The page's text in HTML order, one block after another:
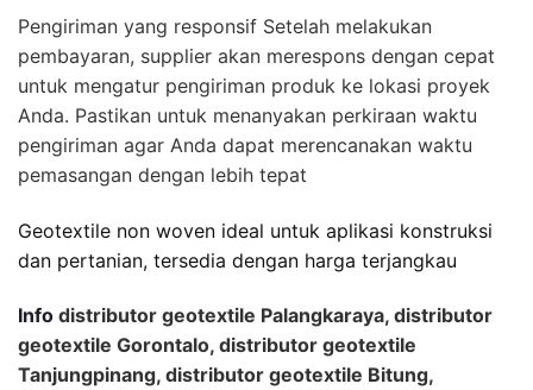
Pengiriman yang responsif Setelah melakukan
pembayaran, supplier akan merespons dengan cepat
untuk mengatur pengiriman produk ke lokasi proyek
Anda. Pastikan untuk menanyakan perkiraan waktu
pengiriman agar Anda dapat merencanakan waktu
pemasangan dengan lebih tepat
Geotextile non woven ideal untuk aplikasi konstruksi
dan pertanian, tersedia dengan harga terjangkau
Info distributor geotextile Palangkaraya, distributor
geotextile Gorontalo, distributor geotextile
Tanjungpinang, distributor geotextile Bitung,